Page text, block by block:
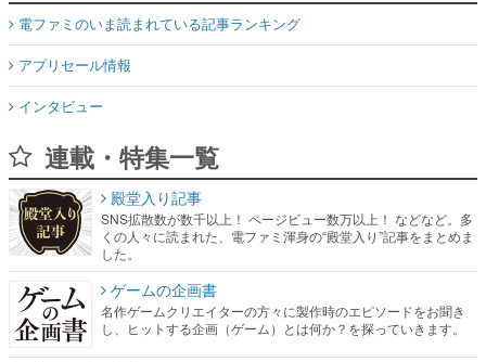
電ファミのいま読まれている記事ランキング
アプリセール情報
インタビュー
連載・特集一覧
殿堂入り記事
SNS拡散数が数千以上！ ページビュー数万以上！ などなど。多
くの人々に読まれた、電ファミ渾身の“殿堂入り”記事をまとめま
した。
ゲームの企画書
名作ゲームクリエイターの方々に製作時のエピソードをお聞き
し、ヒットする企画（ゲーム）とは何か？を探っていきます。